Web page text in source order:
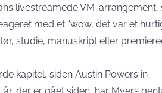
livestreamede VM-arrangement,
med et “wow, det var et
studie, manuskript eller
kapitel, siden Austin Powers in